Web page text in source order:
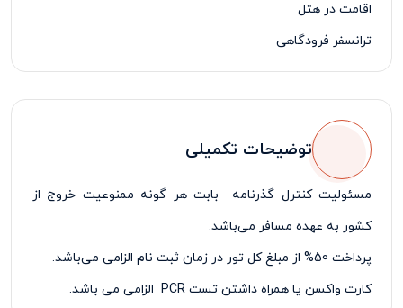
اقامت در هتل
ترانسفر فرودگاهی
بیمه مسافرتی
لیدر مسافرتی فارسی زبان
توضیحات تکمیلی
مسئولیت کنترل گذرنامه بابت هر گونه ممنوعیت خروج از
کشور به عهده مسافر می‌باشد.
پرداخت 50% از مبلغ کل تور در زمان ثبت نام الزامی می‌باشد.
کارت واکسن یا همراه داشتن تست PCR الزامی می باشد.